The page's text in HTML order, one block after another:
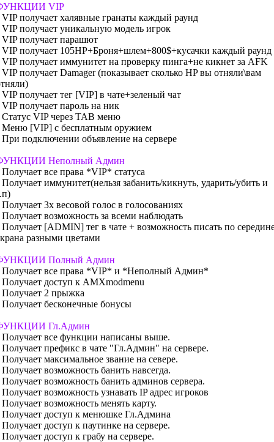
VIP
VIP получает халявные гранаты каждый раунд
VIP получает уникальную модель игрок
VIP получает парашют
VIP получает 105HP+Броня+шлем+800$+кусачки каждый раунд
VIP получает иммунитет на проверку пинга+не кикнет за AFK
VIP получает Damager (показывает сколько HP вы отняли\вам
VIP получает тег [VIP] в чате+зеленый чат
VIP получает пароль на ник
Статус VIP через TAB меню
Меню [VIP] c бесплатным оружием
При подключении объявление на сервере
Неполный Админ
Получает все права *VIP* статуса
Получает иммунитет(нельзя забанить/кикнуть, ударить/убить и
Получает 3х весовой голос в голосованиях
Получает возможность за всеми наблюдать
Получает [ADMIN] тег в чате + возможность писать по
разными цветами
Полный Админ
Получает все права *VIP* и *Неполный Админ*
Получает доступ к AMXmodmenu
Получает 2 прыжка
Получает бесконечные бонусы
Гл.Админ
Получает все функции написаны выше.
Получает префикс в чате "Гл.Админ" на сервере.
Получает максимальное звание на севере.
Получает возможность банить навсегда.
Получает возможность банить админов сервера.
Получает возможность узнавать IP адрес игроков
Получает возможность менять карту.
Получает доступ к менюшке Гл.Админа
Получает доступ к паутинке на сервере.
Получает доступ к грабу на сервере.